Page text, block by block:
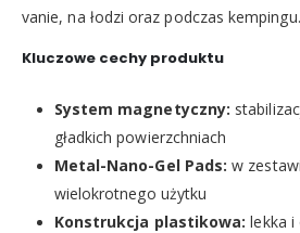
vanie, na łodzi oraz podczas kempingu.
Kluczowe cechy produktu
System magnetyczny:
gładkich powierzchniach
Metal-Nano-Gel Pads: w
wielokrotnego użytku
Konstrukcja plastikowa: lekka i